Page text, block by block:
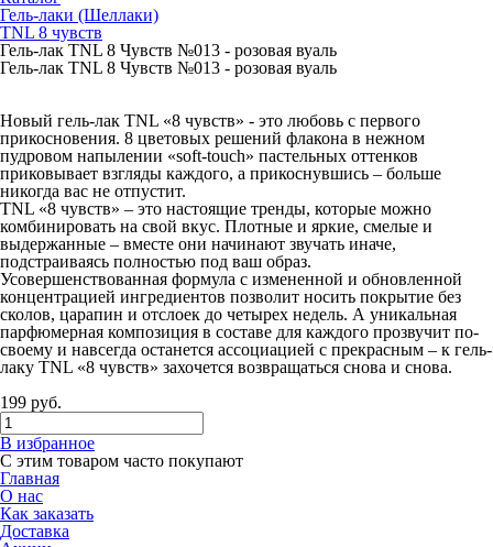
Гель-лаки (Шеллаки)
TNL 8 чувств
Гель-лак TNL 8 Чувств №013 - розовая вуаль
Гель-лак TNL 8 Чувств №013 - розовая вуаль
Новый гель-лак TNL «8 чувств» - это любовь с первого
прикосновения. 8 цветовых решений флакона в нежном
пудровом напылении «soft-touch» пастельных оттенков
приковывает взгляды каждого, а прикоснувшись – больше
никогда вас не отпустит.
TNL «8 чувств» – это настоящие тренды, которые можно
комбинировать на свой вкус. Плотные и яркие, смелые и
выдержанные – вместе они начинают звучать иначе,
подстраиваясь полностью под ваш образ.
Усовершенствованная формула с измененной и обновленной
концентрацией ингредиентов позволит носить покрытие без
сколов, царапин и отслоек до четырех недель. А уникальная
парфюмерная композиция в составе для каждого прозвучит по-
своему и навсегда останется ассоциацией с прекрасным – к гель-
лаку TNL «8 чувств» захочется возвращаться снова и снова.
199 руб.
В избранное
С этим товаром часто покупают
Главная
О нас
Как заказать
Доставка